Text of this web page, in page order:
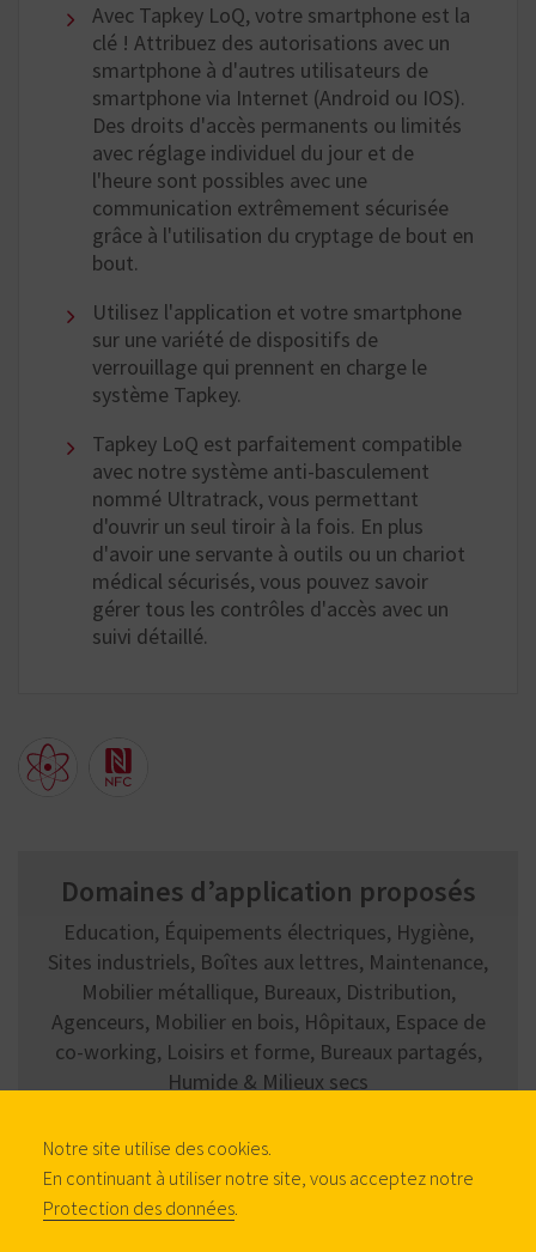
Avec Tapkey LoQ, votre smartphone est la
clé ! Attribuez des autorisations avec un
smartphone à d'autres utilisateurs de
smartphone via Internet (Android ou IOS).
Des droits d'accès permanents ou limités
avec réglage individuel du jour et de
l'heure sont possibles avec une
communication extrêmement sécurisée
grâce à l'utilisation du cryptage de bout en
bout.
Utilisez l'application et votre smartphone
sur une variété de dispositifs de
verrouillage qui prennent en charge le
système Tapkey.
Tapkey LoQ est parfaitement compatible
avec notre système anti-basculement
nommé Ultratrack, vous permettant
d'ouvrir un seul tiroir à la fois. En plus
d'avoir une servante à outils ou un chariot
médical sécurisés, vous pouvez savoir
gérer tous les contrôles d'accès avec un
suivi détaillé.
Domaines d’application proposés
Education, Équipements électriques, Hygiène,
Sites industriels, Boîtes aux lettres, Maintenance,
Mobilier métallique, Bureaux, Distribution,
Agenceurs, Mobilier en bois, Hôpitaux, Espace de
co-working, Loisirs et forme, Bureaux partagés,
Humide & Milieux secs
Notre site utilise des cookies.
En continuant à utiliser notre site, vous acceptez notre
Protection des données.